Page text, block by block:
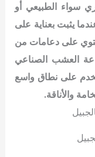
سواء الطبيعي أو
يثبت بعناية على
على دعامات من
العشب الصناعي
على نطاق واسع
والأناقة.